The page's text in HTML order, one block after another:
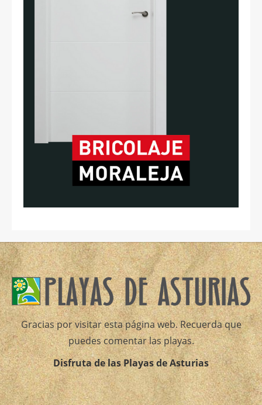
Gracias por visitar esta página web. Recuerda que
puedes comentar las playas.
Disfruta de las Playas de Asturias